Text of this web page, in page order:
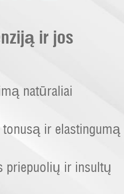
ir jos
natūraliai
ir elastingumą
priepuolių ir insultų